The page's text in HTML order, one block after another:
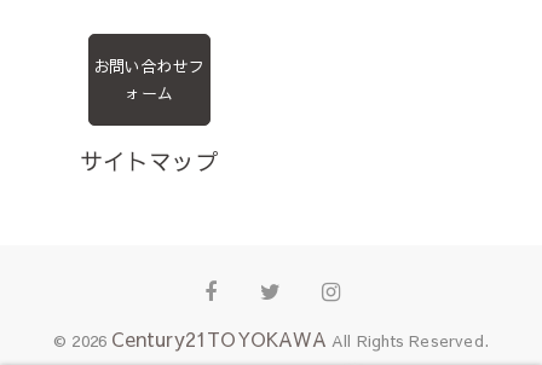
お問い合わせフ
ォーム
サイトマップ
FacebookTwitterInstagram
© 2026 Century21TOYOKAWA All Rights Reserved.